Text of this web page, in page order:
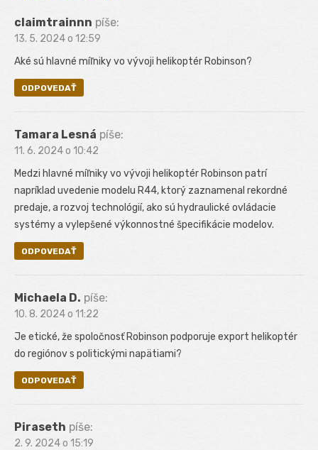
claimtrainnn píše:
13. 5. 2024 o 12:59
Aké sú hlavné míľniky vo vývoji helikoptér Robinson?
ODPOVEDAŤ
Tamara Lesná píše:
11. 6. 2024 o 10:42
Medzi hlavné míľniky vo vývoji helikoptér Robinson patrí
napríklad uvedenie modelu R44, ktorý zaznamenal rekordné
predaje, a rozvoj technológií, ako sú hydraulické ovládacie
systémy a vylepšené výkonnostné špecifikácie modelov.
ODPOVEDAŤ
Michaela D. píše:
10. 8. 2024 o 11:22
Je etické, že spoločnosť Robinson podporuje export helikoptér
do regiónov s politickými napätiami?
ODPOVEDAŤ
Piraseth píše:
2. 9. 2024 o 15:19